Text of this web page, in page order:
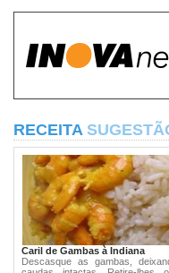
RECEITA
Caril de Gambas à Indiana
Descasque as gambas,